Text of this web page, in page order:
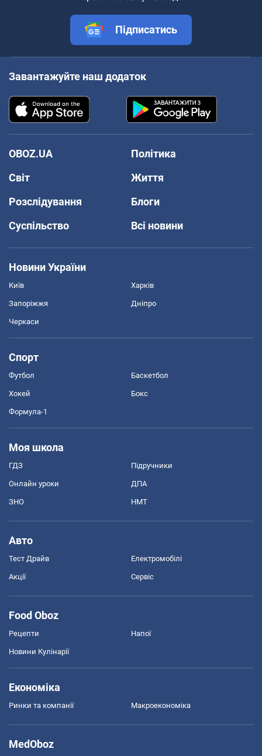
Підписатись
Завантажуйте наш додаток
OBOZ.UA
Політика
Світ
Життя
Розслідування
Блоги
Суспільство
Всі новини
Новини України
Київ Харків
Запоріжжя Дніпро
Черкаси
Спорт
Футбол Баскетбол
Хокей Бокс
Формула-1
Моя школа
ГДЗ Підручники
Онлайн уроки ДПА
ЗНО НМТ
Авто
Тест Драйв Електромобілі
Акції Сервіс
Food Oboz
Рецепти Напої
Новини Кулінарії
Економіка
Ринки та компанії Макроекономіка
MedOboz